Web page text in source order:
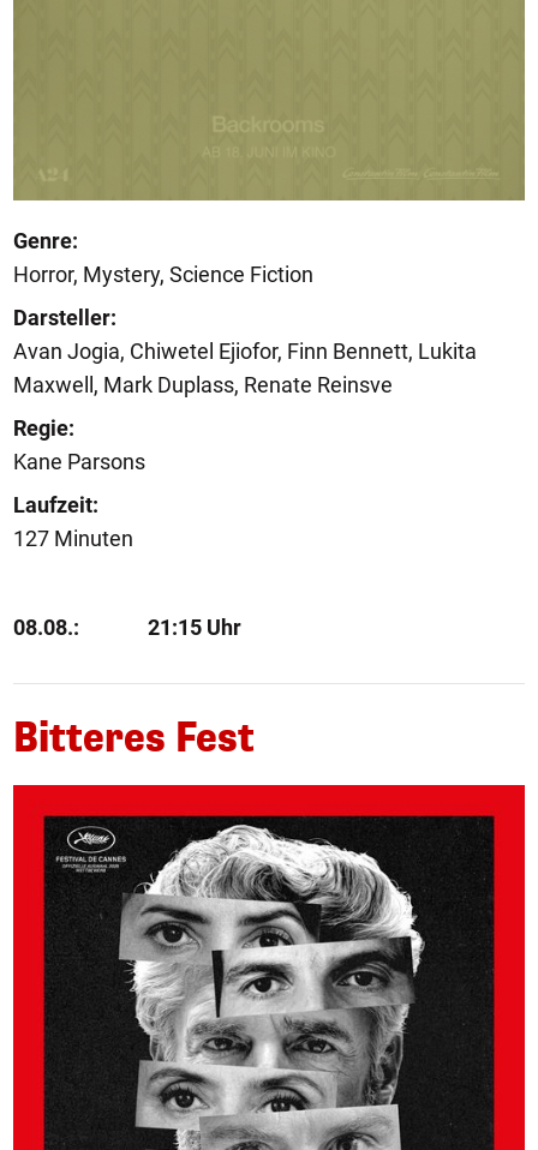
Genre:
Horror, Mystery, Science Fiction
Darsteller:
Avan Jogia, Chiwetel Ejiofor, Finn Bennett, Lukita
Maxwell, Mark Duplass, Renate Reinsve
Regie:
Kane Parsons
Laufzeit:
127 Minuten
08.08.: 21:15 Uhr
Bitteres Fest